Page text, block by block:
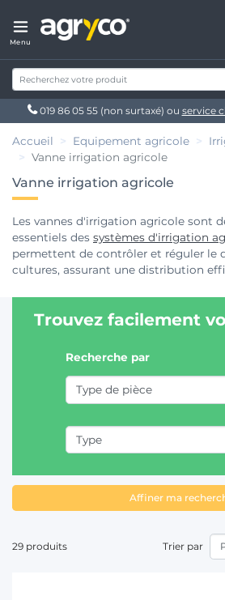
Menu
019 86 05 55 (non surtaxé) ou service
Accueil Equipement agricole
Vanne irrigation agricole
Vanne irrigation agricole
Les vannes d'irrigation agricole sont
essentiels des systèmes d'irrigation
permettent de contrôler et réguler le
cultures, assurant une distribution
d'électrovannes automatisées, elles
dans la gestion de l'eau pour les
Trouvez facilement
Recherche par
Affiner ma
29 produits Trier par